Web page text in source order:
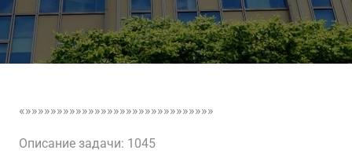
«»»»»»»»»»»»»»»»»»»»»»»»»»»»»»»
Описание задачи: 1045